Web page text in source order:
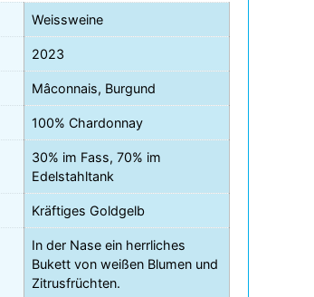
Weissweine
2023
Mâconnais, Burgund
100% Chardonnay
30% im Fass, 70% im
Edelstahltank
Kräftiges Goldgelb
In der Nase ein herrliches
Bukett von weißen Blumen und
Zitrusfrüchten.